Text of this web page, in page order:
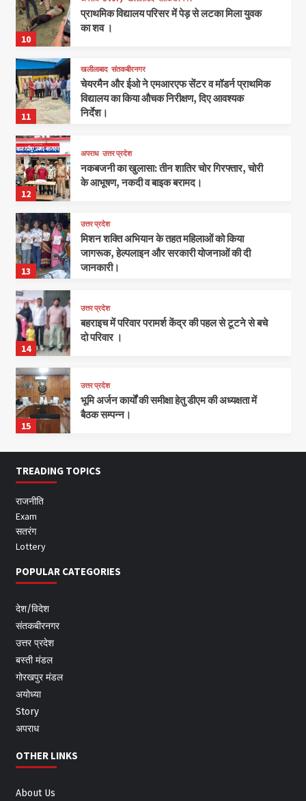
10
प्राथमिक विद्यालय परिसर में पेड़ से लटका मिला युवक
का शव ।
11
खलीलाबाद संतकबीरनगर
चेयरमैन और ईओ ने एमआरएफ सेंटर व मॉडर्न प्राथमिक
विद्यालय का किया औचक निरीक्षण, दिए आवश्यक
निर्देश।
12
अपराध उत्तर प्रदेश
नकबजनी का खुलासा: तीन शातिर चोर गिरफ्तार, चोरी
के आभूषण, नकदी व बाइक बरामद।
13
उत्तर प्रदेश
मिशन शक्ति अभियान के तहत महिलाओं को किया
जागरूक, हेल्पलाइन और सरकारी योजनाओं की दी
जानकारी।
14
उत्तर प्रदेश
बहराइच में परिवार परामर्श केंद्र की पहल से टूटने से बचे
दो परिवार ।
15
उत्तर प्रदेश
भूमि अर्जन कार्यों की समीक्षा हेतु डीएम की अध्यक्षता में
बैठक सम्पन्न।
TREADING TOPICS
राजनीति
Exam
सतरंग
Lottery
POPULAR CATEGORIES
देश/विदेश
संतकबीरनगर
उत्तर प्रदेश
बस्ती मंडल
गोरखपुर मंडल
अयोध्या
Story
अपराध
OTHER LINKS
About Us